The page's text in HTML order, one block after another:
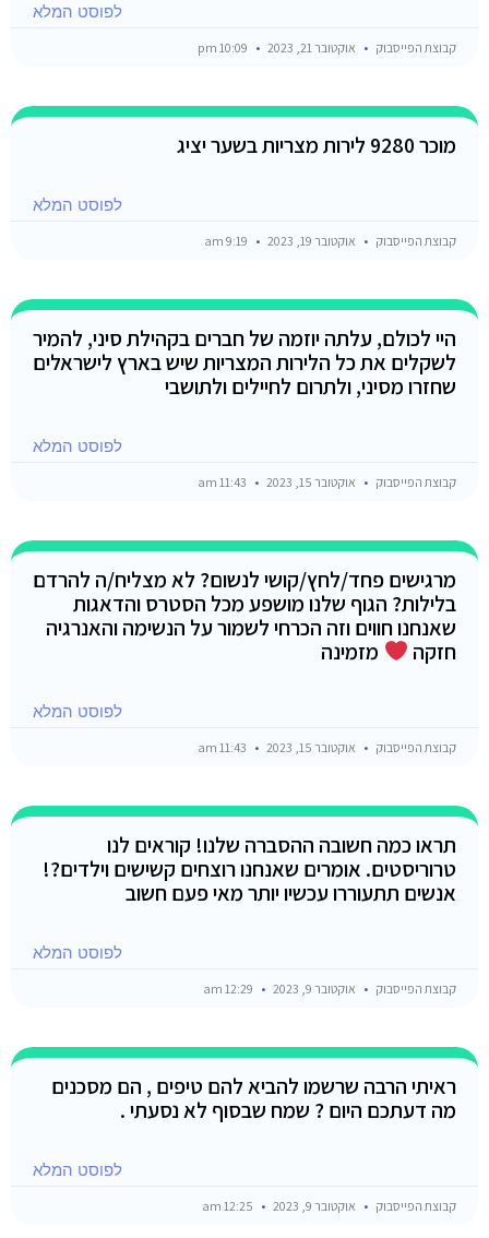
לפוסט המלא
קבוצת הפייסבוק אוקטובר 21, 2023
מוכר 9280 לירות מצריות בשער יציג
לפוסט המלא
קבוצת הפייסבוק אוקטובר 19, 2023
היי לכולם, עלתה יוזמה של חברים בקהילת סיני, להמיר
לשקלים את כל הלירות המצריות שיש בארץ לישראלים
שחזרו מסיני, ולתרום לחיילים ולתושבי
לפוסט המלא
קבוצת הפייסבוק אוקטובר 15, 2023
מרגישים פחד/לחץ/קושי לנשום? לא מצליח/ה להרדם
בלילות? הגוף שלנו מושפע מכל הסטרס והדאגות
שאנחנו חווים וזה הכרחי לשמור על הנשימה והאנרגיה
חזקה
מזמינה
לפוסט המלא
קבוצת הפייסבוק אוקטובר 15, 2023
תראו כמה חשובה ההסברה שלנו! קוראים לנו
טרוריסטים. אומרים שאנחנו רוצחים קשישים וילדים?!
אנשים תתעוררו עכשיו יותר מאי פעם חשוב
לפוסט המלא
קבוצת הפייסבוק אוקטובר 9, 2023
ראיתי הרבה שרשמו להביא להם טיפים , הם מסכנים
מה דעתכם היום ? שמח שבסוף לא נסעתי .
לפוסט המלא
קבוצת הפייסבוק אוקטובר 9, 2023